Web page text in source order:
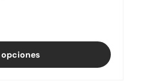
opciones